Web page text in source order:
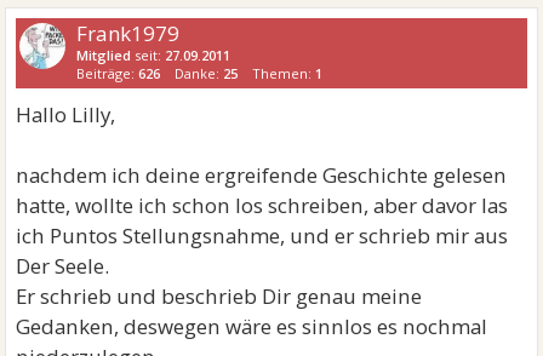
Frank1979
Mitglied seit: 27.09.2011
Beiträge:626 Danke: 25 Themen: 1
Hallo Lilly,
nachdem ich deine ergreifende Geschichte gelesen
hatte, wollte ich schon los schreiben, aber davor las
ich Puntos Stellungsnahme, und er schrieb mir aus
Der Seele.
Er schrieb und beschrieb Dir genau meine
Gedanken, deswegen wäre es sinnlos es nochmal